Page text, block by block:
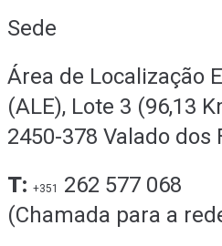
Sede
Área de Localização
(ALE), Lote 3 (96,13
2450-378 Valado dos
T: +351
262 577 068
(Chamada para a